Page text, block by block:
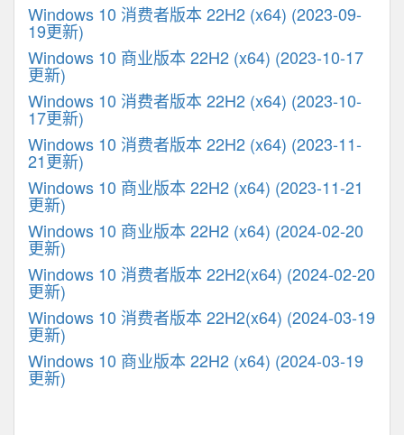
Windows 10 消费者版本 22H2 (x64) (2023-09-
19更新)
Windows 10 商业版本 22H2 (x64) (2023-10-17
更新)
Windows 10 消费者版本 22H2 (x64) (2023-10-
17更新)
Windows 10 消费者版本 22H2 (x64) (2023-11-
21更新)
Windows 10 商业版本 22H2 (x64) (2023-11-21
更新)
Windows 10 商业版本 22H2 (x64) (2024-02-20
更新)
Windows 10 消费者版本 22H2(x64) (2024-02-20
更新)
Windows 10 消费者版本 22H2(x64) (2024-03-19
更新)
Windows 10 商业版本 22H2 (x64) (2024-03-19
更新)